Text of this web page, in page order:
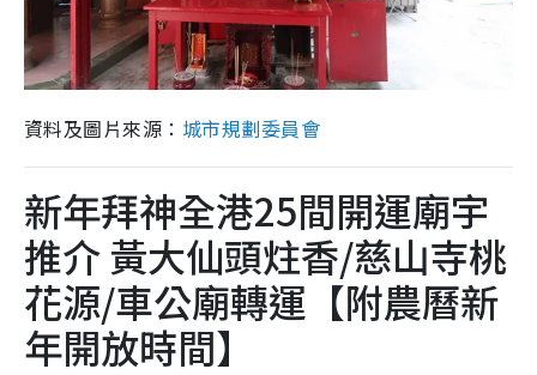
資料及圖片來源： 城市規劃委員會
新年拜神全港25間開運廟宇
推介 黃大仙頭炷香/慈山寺桃
花源/車公廟轉運【附農曆新
年開放時間】